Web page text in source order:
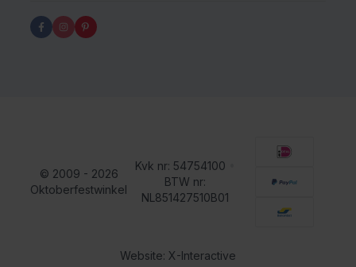
© 2009 - 2026
Oktoberfestwinkel
Kvk nr: 54754100
BTW nr:
NL851427510B01
Website: X-Interactive